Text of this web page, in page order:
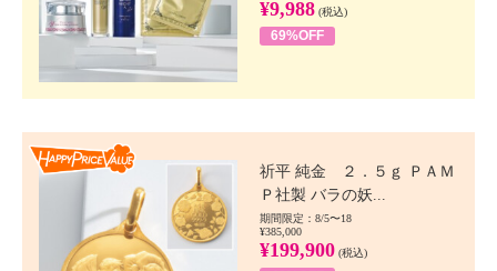
¥9,988 (税込)
69%OFF
祈平 純金 ２．５ｇ ＰＡＭ
Ｐ社製 バラの妖...
期間限定：8/5〜18
¥385,000
¥199,900 (税込)